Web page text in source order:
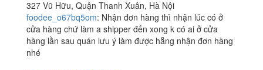
327 Vũ Hữu, Quận Thanh Xuân, Hà Nội
foodee_o67bq5om: Nhận đơn hàng thì nhận lúc có ở
cửa hàng chứ làm a shipper đến xong k có ai ở cửa
hàng lần sau quán lưu ý làm được hẵng nhận đơn hàng
nhé